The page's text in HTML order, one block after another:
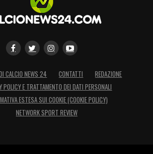
CALCIO NEWS 24 CONTATTI
REDAZIONE
POLICY E TRATTAMENTO DEI DATI PERSONALI
ESTESA SUI COOKIE (COOKIE POLICY)
NETWORK SPORT REVIEW